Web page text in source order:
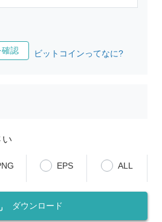
確認 ビットコインってなに?
い
EPS ALL
ダウンロード